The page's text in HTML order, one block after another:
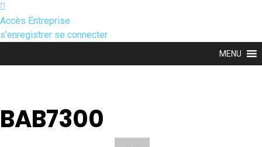
Accès Entreprise
s’enregistrer se connecter
MENU
BAB7300